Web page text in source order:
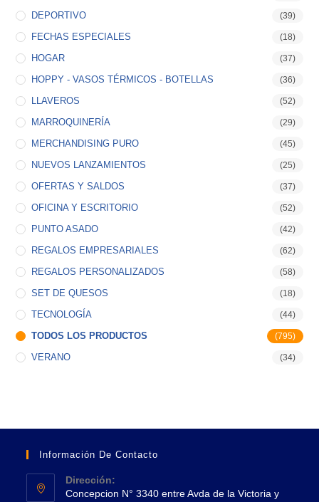
DEPORTIVO (39)
FECHAS ESPECIALES (18)
HOGAR (37)
HOPPY - VASOS TÉRMICOS - BOTELLAS (36)
LLAVEROS (52)
MARROQUINERÍA (29)
MERCHANDISING PURO (45)
NUEVOS LANZAMIENTOS (25)
OFERTAS Y SALDOS (37)
OFICINA Y ESCRITORIO (52)
PUNTO ASADO (42)
REGALOS EMPRESARIALES (62)
REGALOS PERSONALIZADOS (58)
SET DE QUESOS (18)
TECNOLOGÍA (44)
TODOS LOS PRODUCTOS (795)
VERANO (34)
Información De Contacto
Dirección:
Concepcion N° 3340 entre Avda de la Victoria y